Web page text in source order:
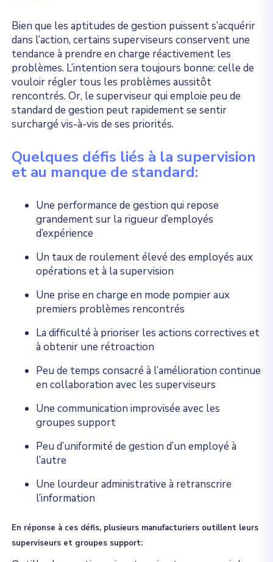
Bien que les aptitudes de gestion puissent s’acquérir
dans l’action, certains superviseurs conservent une
tendance à prendre en charge réactivement les
problèmes. L’intention sera toujours bonne: celle de
vouloir régler tous les problèmes aussitôt
rencontrés. Or, le superviseur qui emploie peu de
standard de gestion peut rapidement se sentir
surchargé vis-à-vis de ses priorités.
Quelques défis liés à la supervision
et au manque de standard:
Une performance de gestion qui repose
grandement sur la rigueur d’employés
d’expérience
Un taux de roulement élevé des employés aux
opérations et à la supervision
Une prise en charge en mode pompier aux
premiers problèmes rencontrés
La difficulté à prioriser les actions correctives et
à obtenir une rétroaction
Peu de temps consacré à l’amélioration continue
en collaboration avec les superviseurs
Une communication improvisée avec les
groupes support
Peu d’uniformité de gestion d’un employé à
l’autre
Une lourdeur administrative à retranscrire
l’information
En réponse à ces défis, plusieurs manufacturiers outillent leurs
superviseurs et groupes support: